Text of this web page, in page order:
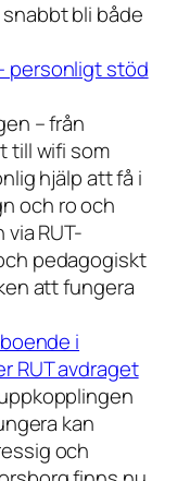
bli både
personligt stöd
– från
till wifi som
hjälp att få i
och ro och
RUT-
pedagogiskt
att fungera
i
RUT avdraget
kan
och